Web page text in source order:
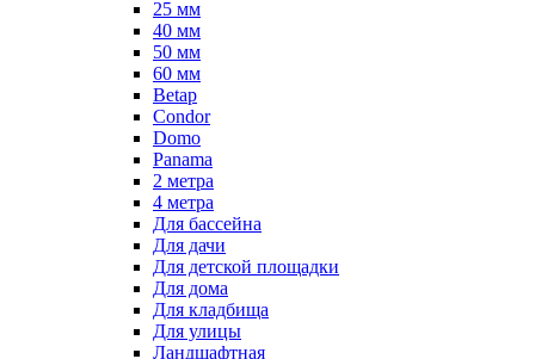
25 мм
40 мм
50 мм
60 мм
Betap
Condor
Domo
Panama
2 метра
4 метра
Для бассейна
Для дачи
Для детской площадки
Для дома
Для кладбища
Для улицы
Ландшафтная